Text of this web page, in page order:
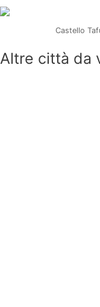
Castello
Altre città da